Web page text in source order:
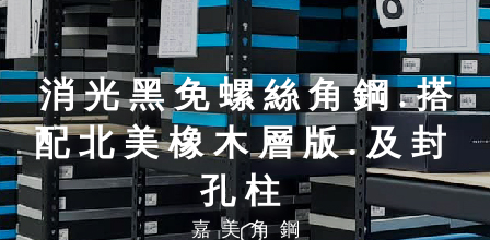
消光黑免螺絲角鋼.搭
配北美橡木層版.及封
孔柱